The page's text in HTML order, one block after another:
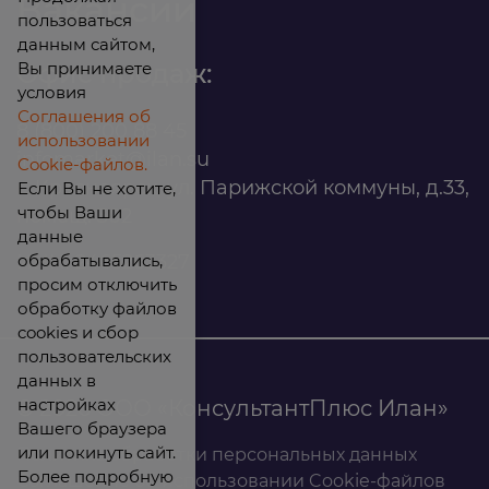
Вакансии
Офис продаж:
infomarket@ilan.su
г. Красноярск, ул. Парижской коммуны, д.33,
помещ. 302
ИНН: 2465263327
© 2026 ООО «КонсультантПлюс Илан»
Политика обработки персональных данных
Соглашение об использовании Cookie-файлов
пользоваться
данным сайтом,
Вы принимаете
условия
Соглашения об
использовании
Cookie-файлов.
Если Вы не хотите,
чтобы Ваши
данные
обрабатывались,
просим отключить
обработку файлов
cookies и сбор
пользовательских
данных в
настройках
Вашего браузера
или покинуть сайт.
Более подробную